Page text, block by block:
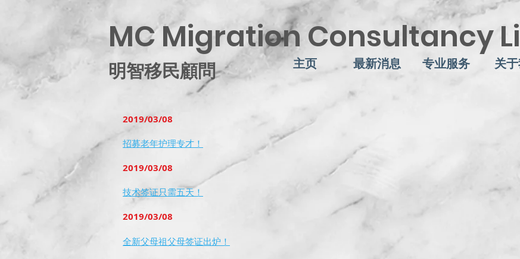
MC Migration Consultancy
明智移民顧問 主页 最新消息 专业服务 关
2019/03/08
招募老年护理专才！
2019/03/08
技术签证只需五天 ！
2019/03/08
全新父母祖父母签证出炉！